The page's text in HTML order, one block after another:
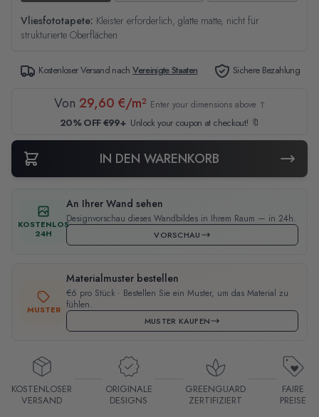
Vliesfototapete: Kleister erforderlich, glatte matte, nicht für
strukturierte Oberflächen
Kostenloser Versand nachVereinigte Staaten Sichere Bezahlung
Von 29,60 €/m² Enter your dimensions above ↑
20% OFF €99+ Unlock your coupon at checkout! 🔖
IN DEN WARENKORB
KOSTENLOS
24H
An Ihrer Wand sehen
Designvorschau dieses Wandbildes in Ihrem Raum — in 24h.
VORSCHAU
MUSTER
Materialmuster bestellen
€6 pro Stück · Bestellen Sie ein Muster, um das Material zu
fühlen.
MUSTER KAUFEN
KOSTENLOSER
VERSAND
ORIGINALE
DESIGNS
GREENGUARD
ZERTIFIZIERT
FAIRE
PREISE